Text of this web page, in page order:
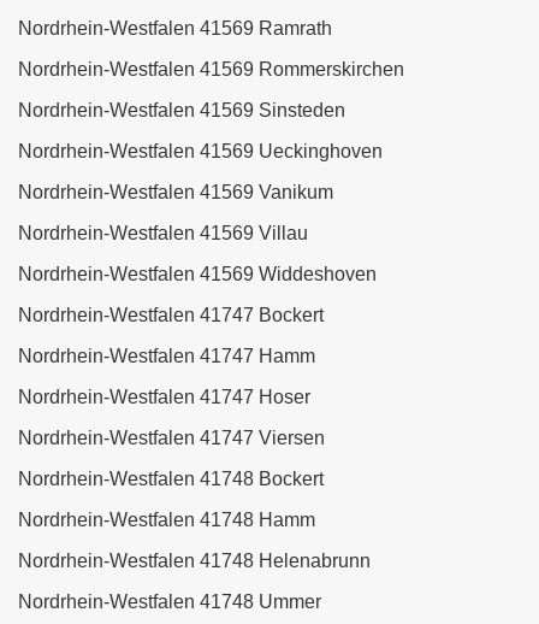
Nordrhein-Westfalen 41569 Ramrath
Nordrhein-Westfalen 41569 Rommerskirchen
Nordrhein-Westfalen 41569 Sinsteden
Nordrhein-Westfalen 41569 Ueckinghoven
Nordrhein-Westfalen 41569 Vanikum
Nordrhein-Westfalen 41569 Villau
Nordrhein-Westfalen 41569 Widdeshoven
Nordrhein-Westfalen 41747 Bockert
Nordrhein-Westfalen 41747 Hamm
Nordrhein-Westfalen 41747 Hoser
Nordrhein-Westfalen 41747 Viersen
Nordrhein-Westfalen 41748 Bockert
Nordrhein-Westfalen 41748 Hamm
Nordrhein-Westfalen 41748 Helenabrunn
Nordrhein-Westfalen 41748 Ummer